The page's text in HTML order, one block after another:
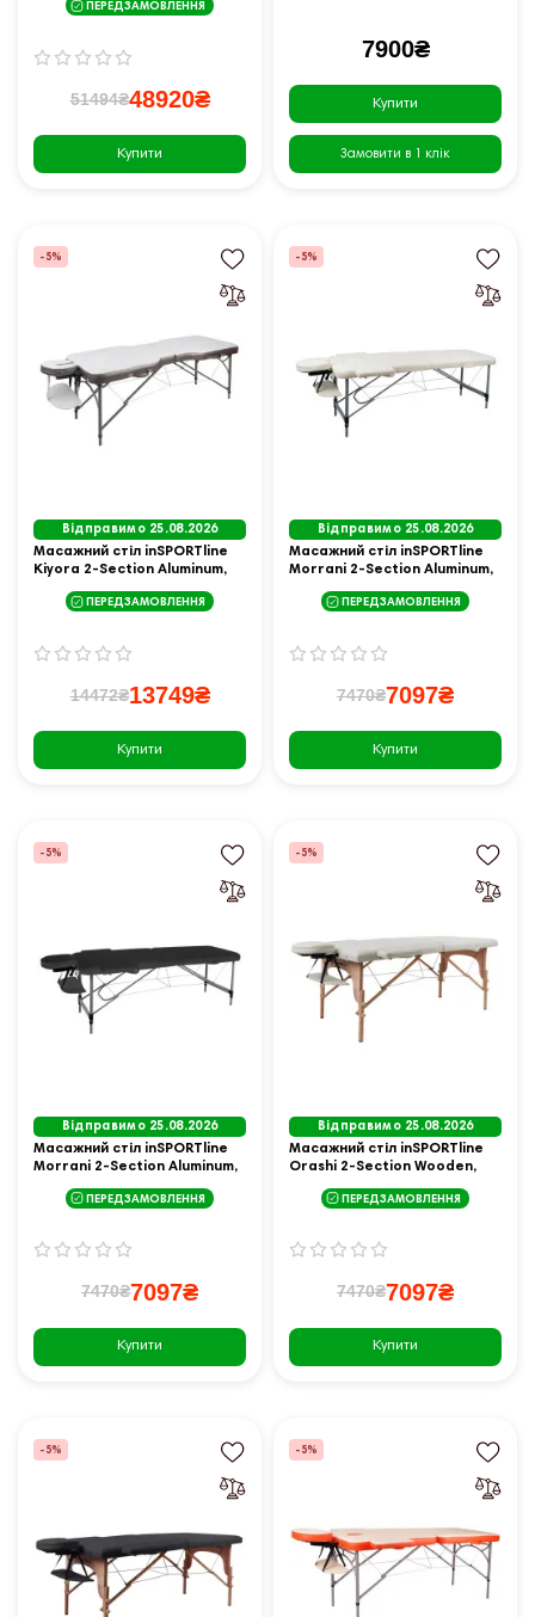
ПЕРЕДЗАМОВЛЕННЯ
51494₴48920₴
Купити
7900₴
Купити
Замовити в 1 клік
-5%
Відправимо 25.08.2026
Масажний стіл inSPORTline
Kiyora 2-Section Aluminum,
біло-сірий
ПЕРЕДЗАМОВЛЕННЯ
14472₴13749₴
Купити
-5%
Відправимо 25.08.2026
Масажний стіл inSPORTline
Morrani 2-Section Aluminum,
бежевий
ПЕРЕДЗАМОВЛЕННЯ
7470₴7097₴
Купити
-5%
Відправимо 25.08.2026
Масажний стіл inSPORTline
Morrani 2-Section Aluminum,
ПЕРЕДЗАМОВЛЕННЯ
7470₴7097₴
Купити
-5%
Відправимо 25.08.2026
Масажний стіл inSPORTline
Orashi 2-Section Wooden,
ПЕРЕДЗАМОВЛЕННЯ
7470₴7097₴
Купити
-5% -5%